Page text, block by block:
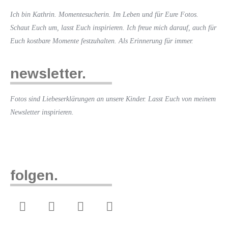
Ich bin Kathrin. Momentesucherin. Im Leben und für Eure Fotos.
Schaut Euch um, lasst Euch inspirieren. Ich freue mich darauf, auch für
Euch kostbare Momente festzuhalten. Als Erinnerung für immer.
newsletter.
Fotos sind Liebeserklärungen an unsere Kinder. Lasst Euch von meinem
Newsletter inspirieren.
folgen.